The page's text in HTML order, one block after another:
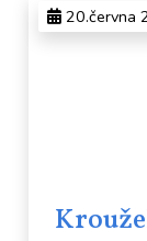
20.června